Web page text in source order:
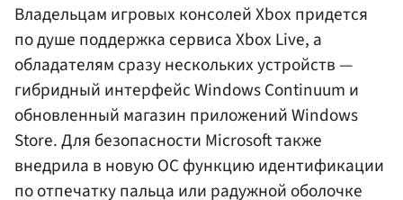
Владельцам игровых консолей Xbox придется
по душе поддержка сервиса Xbox Live, а
обладателям сразу нескольких устройств —
гибридный интерфейс Windows Continuum и
обновленный магазин приложений Windows
Store. Для безопасности Microsoft также
внедрила в новую ОС функцию идентификации
по отпечатку пальца или радужной оболочке